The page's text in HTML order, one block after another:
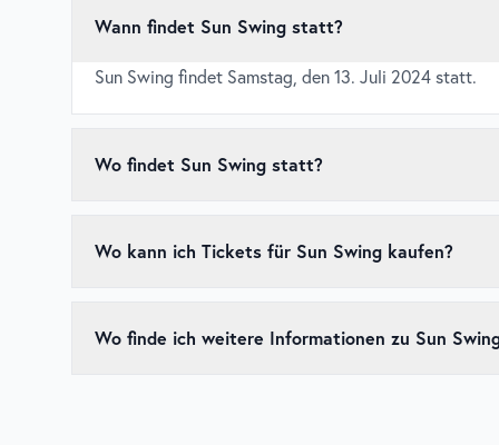
Wann findet Sun Swing statt?
Sun Swing findet Samstag, den 13. Juli 2024 statt.
Wo findet Sun Swing statt?
Wo kann ich Tickets für Sun Swing kaufen?
kaufen, da beliebte Events schnell ausverkauft sein
Wo finde ich weitere Informationen zu Sun